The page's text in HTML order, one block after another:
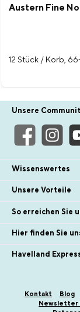
Austern Fine
12 Stück / Korb,
Unsere
Wissenswertes
Unsere Vorteile
So erreichen Sie
Hier finden Sie
Havelland
Kontakt Blog
Newsletter